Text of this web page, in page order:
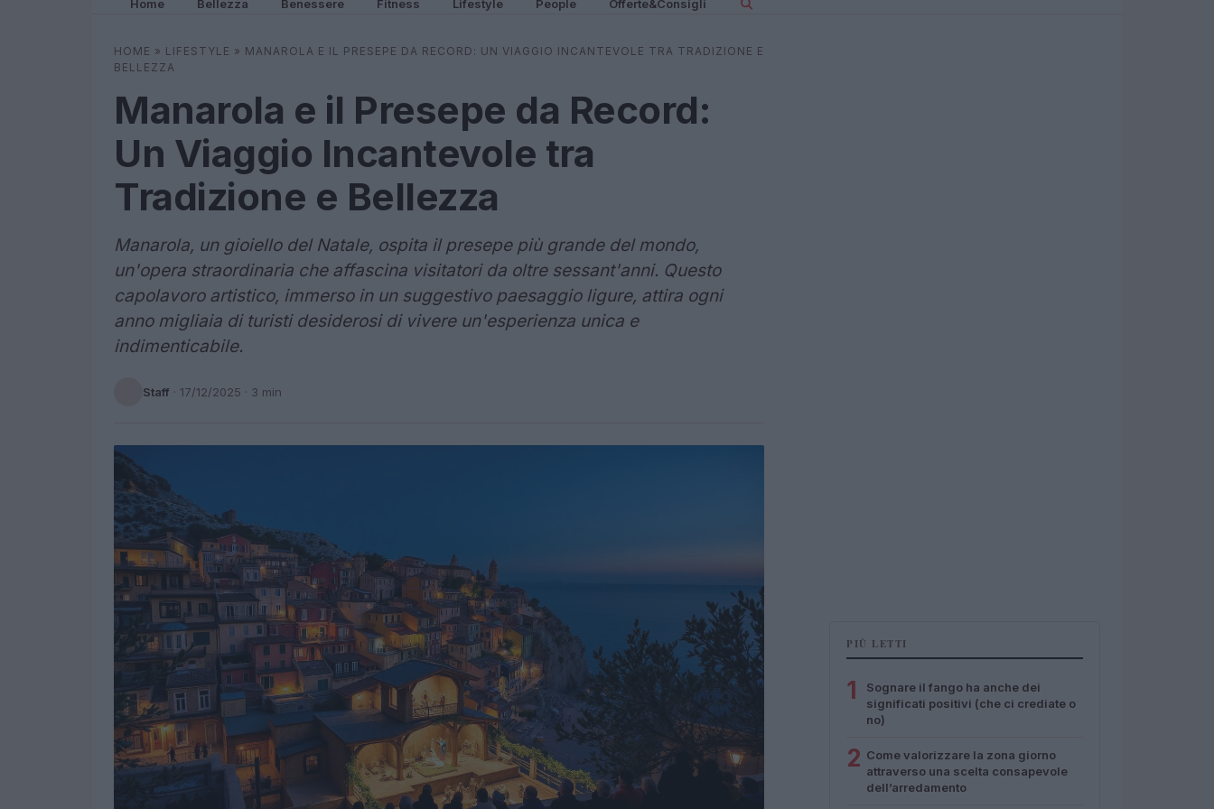
Home Bellezza Benessere Fitness Lifestyle People Offerte&Consigli
HOME » LIFESTYLE » MANAROLA E IL PRESEPE DA RECORD: UN VIAGGIO INCANTEVOLE TRA TRADIZIONE E
BELLEZZA
Manarola e il Presepe da Record:
Un Viaggio Incantevole tra
Tradizione e Bellezza
Manarola, un gioiello del Natale, ospita il presepe più grande del mondo,
un'opera straordinaria che affascina visitatori da oltre sessant'anni. Questo
capolavoro artistico, immerso in un suggestivo paesaggio ligure, attira ogni
anno migliaia di turisti desiderosi di vivere un'esperienza unica e
indimenticabile.
Staff · 17/12/2025 · 3 min
PIÙ LETTI
1
Sognare il fango ha anche dei
significati positivi (che ci crediate o
no)
2 Come valorizzare la zona giorno
attraverso una scelta consapevole
dell’arredamento